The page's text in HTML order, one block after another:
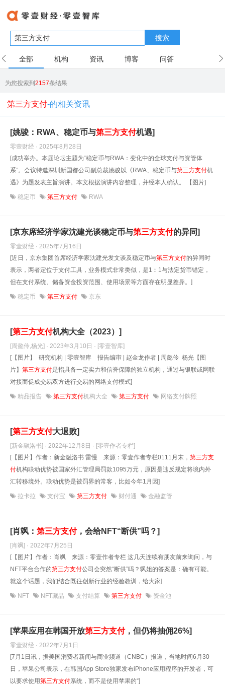
搜索
全部 机构 资讯 博客 问答
为您搜索到2157条结果
第三方支付-的相关资讯
[姚骏：RWA、稳定币与第三方支付机遇]
零壹财经 · 2025年8月28日
[成功举办。本届论坛主题为“稳定币与RWA：变化中的全球支付与资管体
系”。会议特邀深圳新国都公司副总裁姚骏以《RWA、稳定币与第三方支付机
遇》为题发表主旨演讲。本文根据演讲内容整理，并经本人确认。 【图片]
稳定币 第三方支付 RWA
[京东席经济学家沈建光谈稳定币与第三方支付的异同]
零壹财经 · 2025年7月16日
[近日，京东集团首席经济学家沈建光发文谈及稳定币与第三方支付的异同时
表示，两者定位于支付工具，业务模式非常类似，是1︰1与法定货币锚定，
但在支付系统、储备资金投资范围、使用场景等方面存在明显差异。]
稳定币 第三方支付 京东
[第三方支付机构大全（2023）]
[周懿伶,杨光] · 2023年3月10日 · [零壹智库]
[【图片】 研究机构 | 零壹智库 报告编审 | 赵金龙作者 | 周懿伶 杨光【图
片】 第三方支付是指具备一定实力和信誉保障的独立机构，通过与银联或网联
对接而促成交易双方进行交易的网络支付模式]
精品报告 第三方支付机构大全 第三方支付 网络支付牌照
[第三方支付大退败]
[新金融洛书] · 2022年12月8日 · [零壹作者专栏]
[【图片】作者：新金融洛书 雷慢 来源：零壹作者专栏0111月末， 第三方支
付机构联动优势被国家外汇管理局罚款1095万元，原因是违反规定将境内外
汇转移境外。联动优势是被罚界的常客，比如今年1月因]
拉卡拉 支付宝 第三方支付 财付通 金融监管
[肖飒： 第三方支付，会给NFT“断供”吗？]
[肖飒] · 2022年7月25日
[【图片】作者：肖飒 来源：零壹作者专栏 这几天连续有朋友前来询问，与
NFT平台合作的第三方支付公司会突然“断供”吗？飒姐的答案是：确有可能。
就这个话题，我们结合既往创新行业的经验教训，给大家]
NFT NFT藏品 支付结算 第三方支付 资金池
[苹果应用在韩国开放第三方支付，但仍将抽佣26%]
零壹财经 · 2022年7月1日
[7月1日讯，据美国消费者新闻与商业频道（CNBC）报道，当地时间6月30
日，苹果公司表示，在韩国App Store独家发布iPhone应用程序的开发者，可
以要求使用第三方支付系统，而不是使用苹果的“]